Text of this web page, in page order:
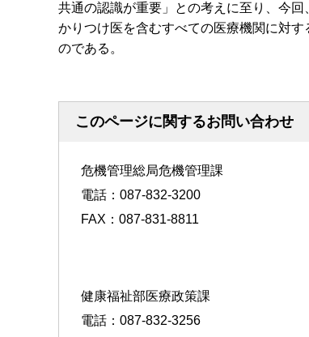
共通の認識が重要」との考えに至り、今
かりつけ医を含むすべての医療機関に対
のである。
このページに関するお問い合わせ
危機管理総局危機管理課
電話：087-832-3200
FAX：087-831-8811
健康福祉部医療政策課
電話：087-832-3256